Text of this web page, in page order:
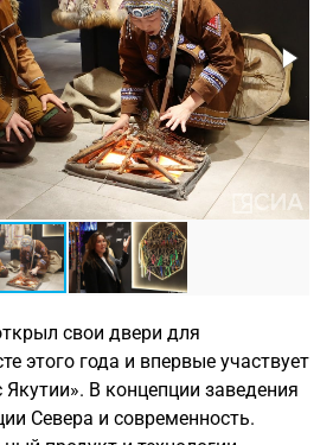
свои двери для
этого года и впервые участвует
Якутии». В концепции заведения
Севера и современность.